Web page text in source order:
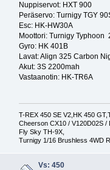
Nuppiservot: HXT 900
Peräservo: Turnigy TGY
Esc: HK-HW30A
Moottori: Turnigy Typhoon
Gyro: HK 401B
Lavat: Align 325 Carbon
Akut: 3S 2200mah
Vastaanotin: HK-TR6A
T-REX 450 SE V2,HK 450
Cheerson CX10 / V120D02S /
Fly Sky TH-9X,
Turnigy 1/16 Brushless 4WD
Vs: 450